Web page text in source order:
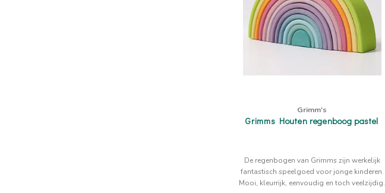
Grimm's
Grimms Houten regenboog pastel
De regenbogen van Grimms zijn werkelijk
fantastisch speelgoed voor jonge kinderen.
Mooi, kleurrijk, eenvoudig en toch veelzijdig.